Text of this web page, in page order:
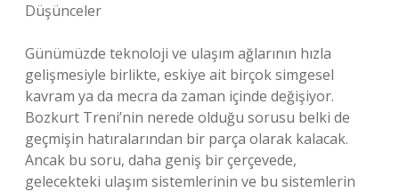
Düşünceler
Günümüzde teknoloji ve ulaşım ağlarının hızla
gelişmesiyle birlikte, eskiye ait birçok simgesel
kavram ya da mecra da zaman içinde değişiyor.
Bozkurt Treni’nin nerede olduğu sorusu belki de
geçmişin hatıralarından bir parça olarak kalacak.
Ancak bu soru, daha geniş bir çerçevede,
gelecekteki ulaşım sistemlerinin ve bu sistemlerin